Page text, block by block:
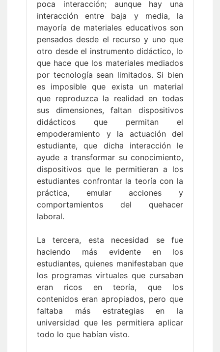
poca interacción; aunque hay una
interacción entre baja y media, la
mayoría de materiales educativos son
pensados desde el recurso y uno que
otro desde el instrumento didáctico, lo
que hace que los materiales mediados
por tecnología sean limitados. Si bien
es imposible que exista un material
que reproduzca la realidad en todas
sus dimensiones, faltan dispositivos
didácticos que permitan el
empoderamiento y la actuación del
estudiante, que dicha interacción le
ayude a transformar su conocimiento,
dispositivos que le permitieran a los
estudiantes confrontar la teoría con la
práctica, emular acciones y
comportamientos del quehacer
laboral.
La tercera, esta necesidad se fue
haciendo más evidente en los
estudiantes, quienes manifestaban que
los programas virtuales que cursaban
eran ricos en teoría, que los
contenidos eran apropiados, pero que
faltaba más estrategias en la
universidad que les permitiera aplicar
todo lo que habían visto.